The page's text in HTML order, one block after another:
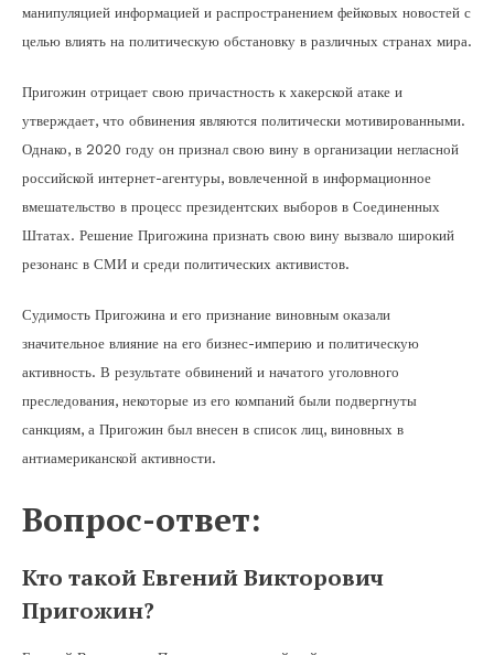
манипуляцией информацией и распространением фейковых новостей с
целью влиять на политическую обстановку в различных странах мира.
Пригожин отрицает свою причастность к хакерской атаке и
утверждает, что обвинения являются политически мотивированными.
Однако, в 2020 году он признал свою вину в организации негласной
российской интернет-агентуры, вовлеченной в информационное
вмешательство в процесс президентских выборов в Соединенных
Штатах. Решение Пригожина признать свою вину вызвало широкий
резонанс в СМИ и среди политических активистов.
Судимость Пригожина и его признание виновным оказали
значительное влияние на его бизнес-империю и политическую
активность. В результате обвинений и начатого уголовного
преследования, некоторые из его компаний были подвергнуты
санкциям, а Пригожин был внесен в список лиц, виновных в
антиамериканской активности.
Вопрос-ответ:
Кто такой Евгений Викторович
Пригожин?